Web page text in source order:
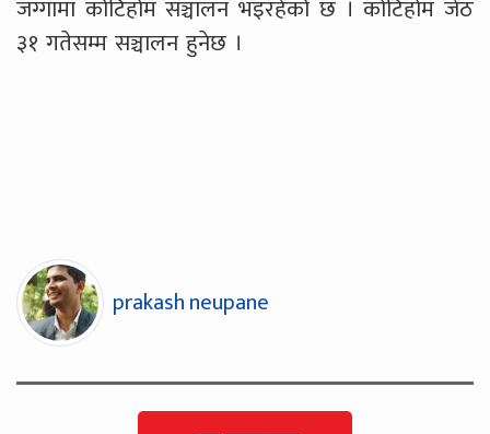
जग्गामा कोटिहोम सञ्चालन भइरहेको छ । कोटिहोम जेठ
३१ गतेसम्म सञ्चालन हुनेछ ।
prakash neupane